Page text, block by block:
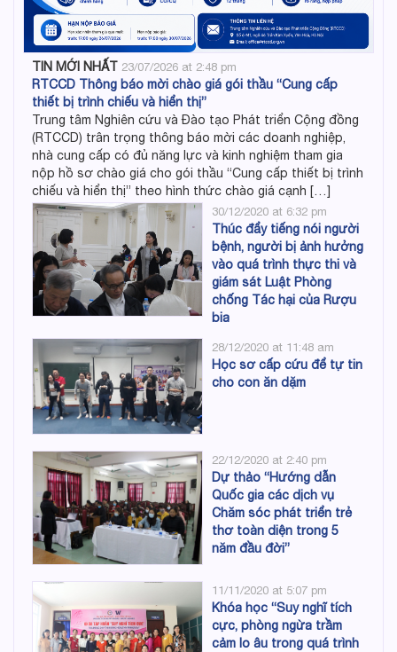
TIN MỚI NHẤT 23/07/2026 at 2:48 pm
RTCCD Thông báo mời chào giá gói thầu “Cung cấp
thiết bị trình chiếu và hiển thị”
Trung tâm Nghiên cứu và Đào tạo Phát triển Cộng đồng
(RTCCD) trân trọng thông báo mời các doanh nghiệp,
nhà cung cấp có đủ năng lực và kinh nghiệm tham gia
nộp hồ sơ chào giá cho gói thầu “Cung cấp thiết bị trình
chiếu và hiển thị” theo hình thức chào giá cạnh […]
30/12/2020 at 6:32 pm
Thúc đẩy tiếng nói người
bệnh, người bị ảnh hưởng
vào quá trình thực thi và
giám sát Luật Phòng
chống Tác hại của Rượu
bia
28/12/2020 at 11:48 am
Học sơ cấp cứu để tự tin
cho con ăn dặm
22/12/2020 at 2:40 pm
Dự thảo “Hướng dẫn
Quốc gia các dịch vụ
Chăm sóc phát triển trẻ
thơ toàn diện trong 5
năm đầu đời”
11/11/2020 at 5:07 pm
Khóa học “Suy nghĩ tích
cực, phòng ngừa trầm
cảm lo âu trong quá trình